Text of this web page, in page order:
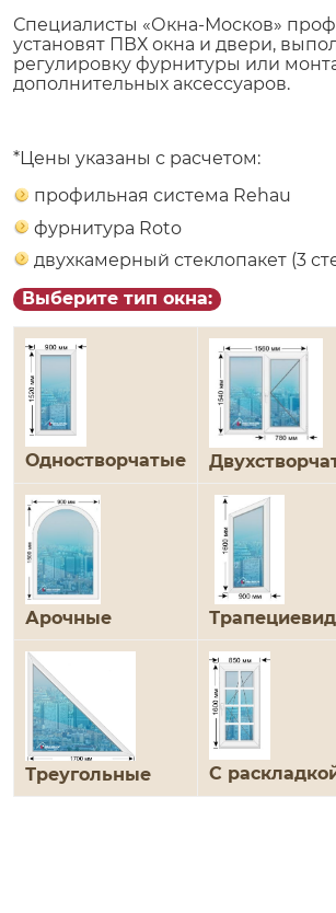
Специалисты «Окна-Москов»
установят ПВХ окна и двери,
регулировку фурнитуры или
дополнительных аксессуаров.
*Цены указаны с расчетом:
профильная система Rehau
фурнитура Roto
двухкамерный стеклопакет (3
Выберите тип окна:
Одностворчатые
Арочные
Треугольные С